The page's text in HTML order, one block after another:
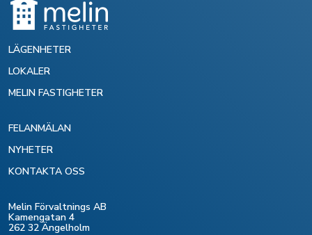
LÄGENHETER
LOKALER
MELIN FASTIGHETER
FELANMÄLAN
NYHETER
KONTAKTA OSS
Melin Förvaltnings AB
Kamengatan 4
262 32 Ängelholm